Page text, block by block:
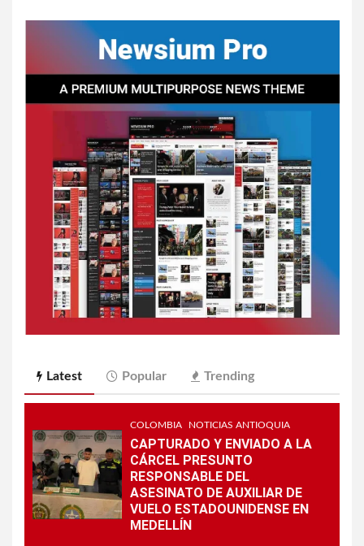
Latest Popular Trending
COLOMBIA NOTICIAS ANTIOQUIA
CAPTURADO Y ENVIADO A LA
CÁRCEL PRESUNTO
RESPONSABLE DEL
ASESINATO DE AUXILIAR DE
VUELO ESTADOUNIDENSE EN
MEDELLÍN